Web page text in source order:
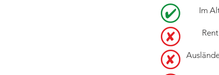
Im